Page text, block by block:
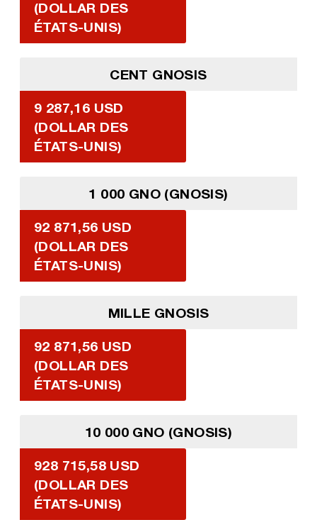
(DOLLAR DES
ÉTATS-UNIS)
CENT GNOSIS
9 287,16 USD
(DOLLAR DES
ÉTATS-UNIS)
1 000 GNO (GNOSIS)
92 871,56 USD
(DOLLAR DES
ÉTATS-UNIS)
MILLE GNOSIS
92 871,56 USD
(DOLLAR DES
ÉTATS-UNIS)
10 000 GNO (GNOSIS)
928 715,58 USD
(DOLLAR DES
ÉTATS-UNIS)